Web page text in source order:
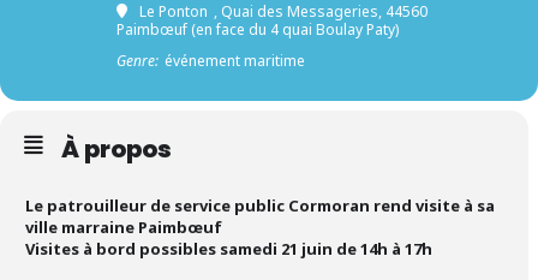
Le Ponton , Quai des Messageries, 44560
Paimbœuf (en face du 4 quai Boulay Paty)
Genre: événement maritime
À propos
Le patrouilleur de service public Cormoran rend visite à sa
ville marraine Paimbœuf
Visites à bord possibles samedi 21 juin de 14h à 17h